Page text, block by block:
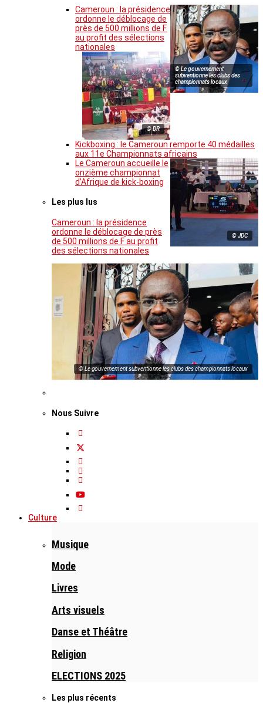
© Le gouvernement
subventionne les clubs des
championnats locaux
Cameroun : la présidence
ordonne le déblocage de
près de 500 millions de F
au profit des sélections
nationales
© DR
Kickboxing : le Cameroun remporte 40 médailles
aux 11e Championnats africains
© JDC
Le Cameroun accueille le
onzième championnat
d’Afrique de kick-boxing
Les plus lus
Cameroun : la présidence
ordonne le déblocage de près
de 500 millions de F au profit
des sélections nationales
© Le gouvernement subventionne les clubs des championnats locaux
Nous Suivre
Culture
Musique
Mode
Livres
Arts visuels
Danse et Théâtre
Religion
ELECTIONS 2025
Les plus récents